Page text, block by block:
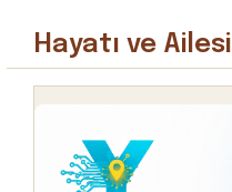
Hayatı ve Ailesi